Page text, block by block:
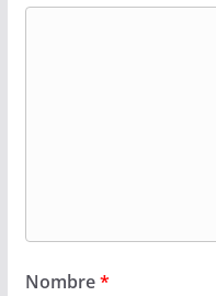
Nombre*